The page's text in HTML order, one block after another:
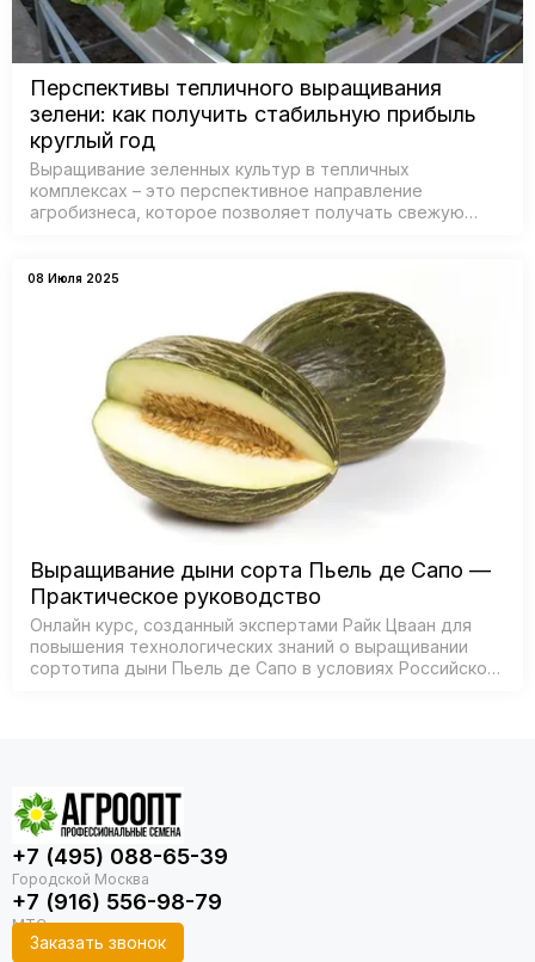
Перспективы тепличного выращивания
зелени: как получить стабильную прибыль
круглый год
Выращивание зеленных культур в тепличных
комплексах – это перспективное направление
агробизнеса, которое позволяет получать свежую
08 Июля 2025
Выращивание дыни сорта Пьель де Сапо —
Практическое руководство
Онлайн курс, созданный экспертами Райк Цваан для
повышения технологических знаний о выращивании
сортотипа дыни Пьель де Сапо в условиях Российской
+7 (495) 088-65-39
+7 (916) 556-98-79
Заказать звонок